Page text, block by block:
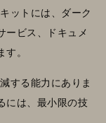
ットには、ダーク
ービス、ドキュメ
。
する能力にありま
には、最小限の技